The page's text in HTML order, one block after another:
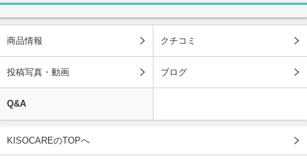
商品情報 クチコミ
投稿写真・動画 ブログ
Q&A
KISOCAREのTOPへ